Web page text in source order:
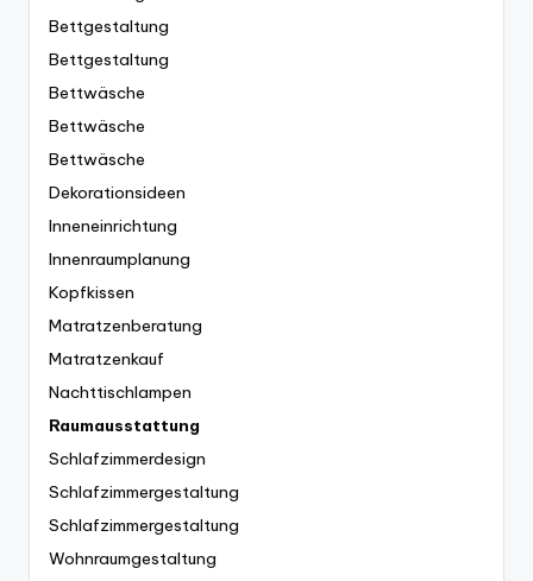
Bettgestaltung
Bettgestaltung
Bettwäsche
Bettwäsche
Bettwäsche
Dekorationsideen
Inneneinrichtung
Innenraumplanung
Kopfkissen
Matratzenberatung
Matratzenkauf
Nachttischlampen
Raumausstattung
Schlafzimmerdesign
Schlafzimmergestaltung
Schlafzimmergestaltung
Wohnraumgestaltung